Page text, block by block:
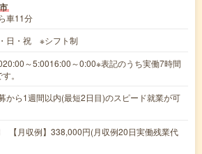
車11分
日・祝 ※シフト制
～5:0016:00～0:00※表記のうち実働7時間
。
から1週間以内(最短2日目)のスピード就業が可
【月収例】338,000円(月収例20日実働残業代